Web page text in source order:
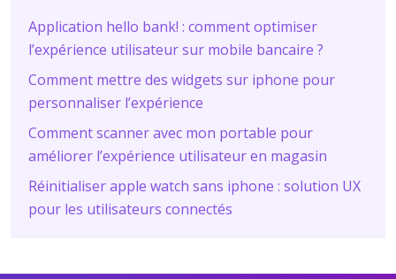
Application hello bank! : comment optimiser
l’expérience utilisateur sur mobile bancaire ?
Comment mettre des widgets sur iphone pour
personnaliser l’expérience
Comment scanner avec mon portable pour
améliorer l’expérience utilisateur en magasin
Réinitialiser apple watch sans iphone : solution UX
pour les utilisateurs connectés